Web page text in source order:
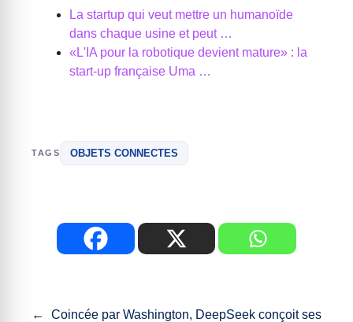
La startup qui veut mettre un humanoïde
dans chaque usine et peut …
«L'IA pour la robotique devient mature» : la
start-up française Uma …
TAGS OBJETS CONNECTES
←
Coincée par Washington, DeepSeek conçoit ses